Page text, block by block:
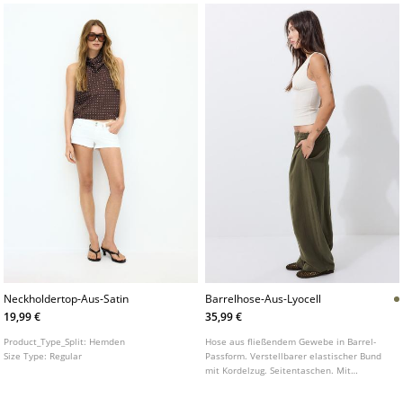
Neckholdertop-Aus-Satin
19,99 €
Product_Type_Split: Hemden
Size Type: Regular
Barrelhose-Aus-Lyocell
35,99 €
Hose aus fließendem Gewebe in Barrel-
Passform. Verstellbarer elastischer Bund
mit Kordelzug. Seitentaschen. Mit